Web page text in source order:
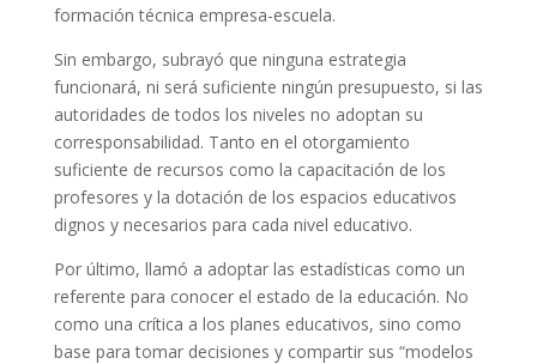
formación técnica empresa-escuela.
Sin embargo, subrayó que ninguna estrategia
funcionará, ni será suficiente ningún presupuesto, si las
autoridades de todos los niveles no adoptan su
corresponsabilidad. Tanto en el otorgamiento
suficiente de recursos como la capacitación de los
profesores y la dotación de los espacios educativos
dignos y necesarios para cada nivel educativo.
Por último, llamó a adoptar las estadísticas como un
referente para conocer el estado de la educación. No
como una crítica a los planes educativos, sino como
base para tomar decisiones y compartir sus “modelos